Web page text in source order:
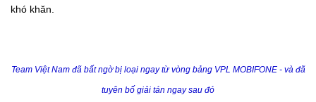
khó khăn.
Team Việt Nam đã bất ngờ bị loại ngay từ vòng bảng VPL MOBIFONE - và đã
tuyên bố giải tán ngay sau đó